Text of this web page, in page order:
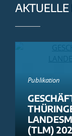
Publikation
(TLM)